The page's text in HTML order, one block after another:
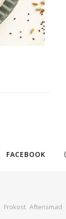
FACEBOOK
Frokost Aftensmad